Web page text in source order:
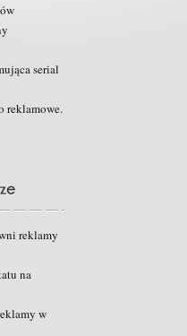
serial
reklamowe.
reklamy
na
w